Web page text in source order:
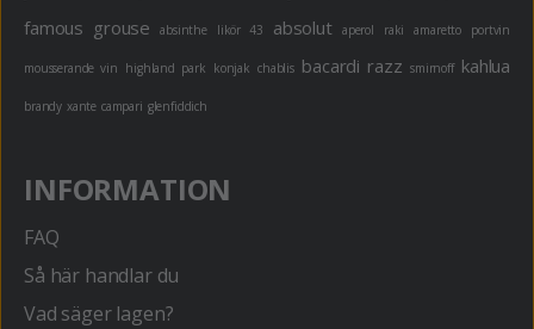
famous grouse absinthe likör 43 absolut aperol raki amaretto portvin
mousserande vin highland park konjak chablis bacardi razz smirnoff kahlua
brandy xante campari glenfiddich
INFORMATION
FAQ
Så här handlar du
Vad säger lagen?